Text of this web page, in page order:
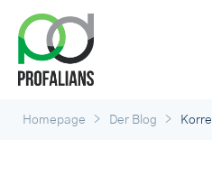
Homepage > Der Blog >